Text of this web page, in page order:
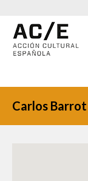
Carlos Barrot